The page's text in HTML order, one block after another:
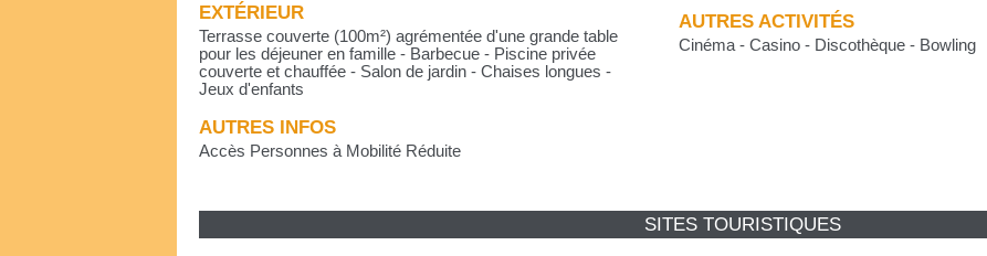
EXTÉRIEUR
Terrasse couverte (100m²) agrémentée d'une grande table
pour les déjeuner en famille - Barbecue - Piscine privée
couverte et chauffée - Salon de jardin - Chaises longues -
Jeux d'enfants
AUTRES INFOS
Accès Personnes à Mobilité Réduite
AUTRES ACTIVITÉS
Cinéma - Casino - Discothèque - Bowling
SITES TOURISTIQUES